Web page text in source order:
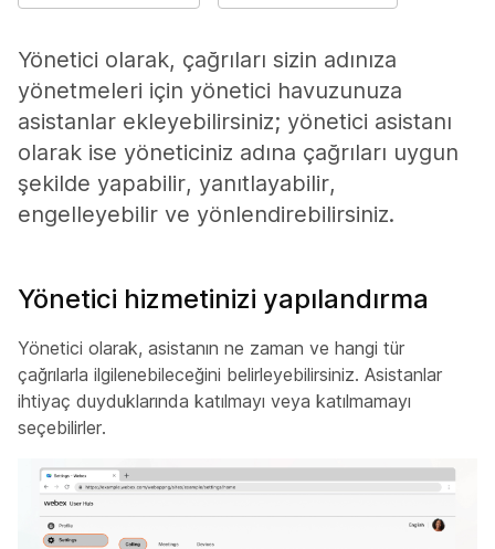
Yönetici olarak, çağrıları sizin adınıza
yönetmeleri için yönetici havuzunuza
asistanlar ekleyebilirsiniz; yönetici asistanı
olarak ise yöneticiniz adına çağrıları uygun
şekilde yapabilir, yanıtlayabilir,
engelleyebilir ve yönlendirebilirsiniz.
Yönetici hizmetinizi yapılandırma
Yönetici olarak, asistanın ne zaman ve hangi tür
çağrılarla ilgilenebileceğini belirleyebilirsiniz. Asistanlar
ihtiyaç duyduklarında katılmayı veya katılmamayı
seçebilirler.